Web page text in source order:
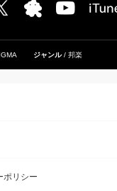
ジャンル 邦楽
ポリシー